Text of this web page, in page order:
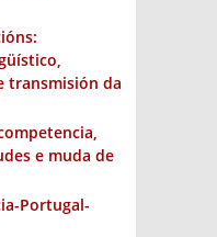
transmisión da
e muda de
Portugal-